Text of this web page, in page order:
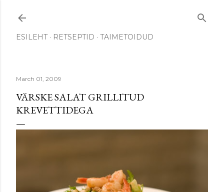
ESILEHT RETSEPTID TAIMETOIDUD
March 01, 2009
VÄRSKE SALAT GRILLITUD
KREVETTIDEGA